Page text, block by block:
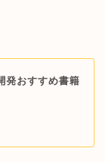
発おすすめ書籍